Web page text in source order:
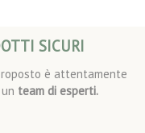
SICURI
è attentamente
team di esperti.